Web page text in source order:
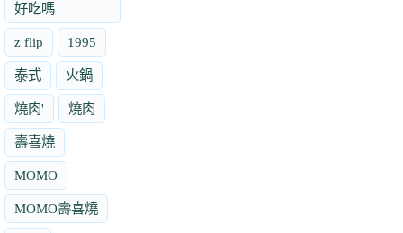
好吃嗎
z flip 1995
泰式 火鍋
燒肉' 燒肉
壽喜燒
MOMO
MOMO壽喜燒